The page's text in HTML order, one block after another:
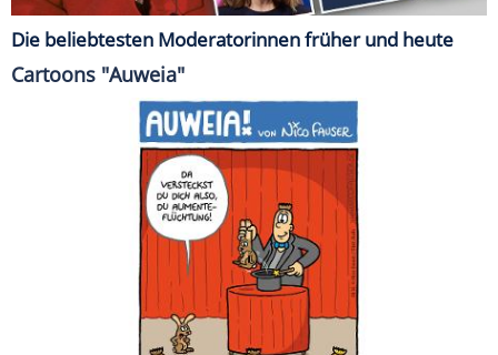
Die beliebtesten Moderatorinnen früher und heute
Cartoons "Auweia"